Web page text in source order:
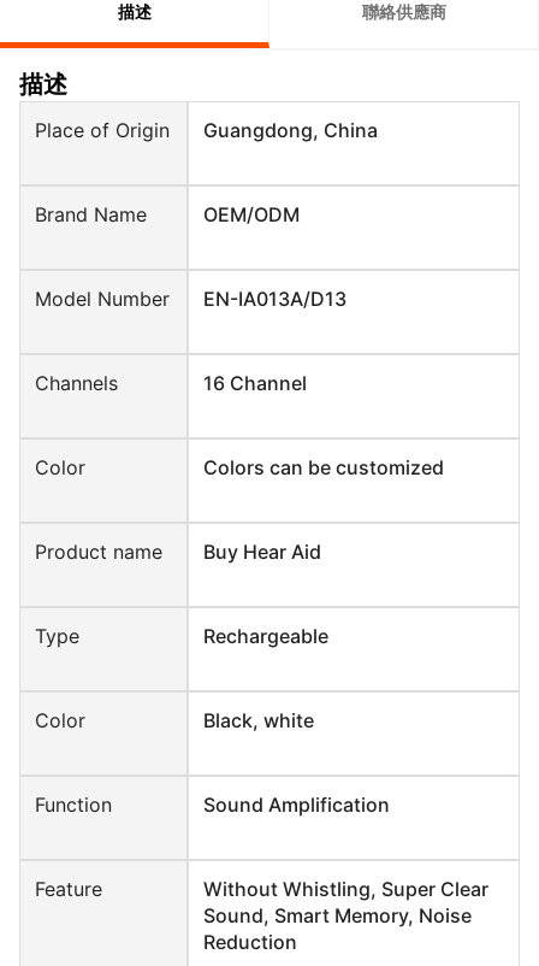
描述 聯絡供應商
描述
Place of Origin Guangdong, China
Brand Name OEM/ODM
Model Number EN-IA013A/D13
Channels 16 Channel
Color Colors can be customized
Product name Buy Hear Aid
Type Rechargeable
Color Black, white
Function Sound Amplification
Feature
Without Whistling, Super Clear
Sound, Smart Memory, Noise
Reduction